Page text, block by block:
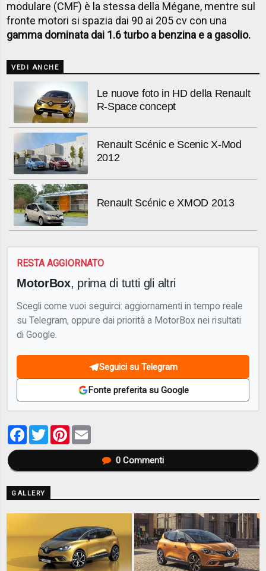
modulare (CMF) è la stessa della Mégane, mentre sul
fronte motori si spazia dai 90 ai 205 cv con una
gamma dominata dai 1.6 turbo a benzina e a gasolio.
VEDI ANCHE
Le nuove foto in HD della Renault
R-Space concept
Renault Scénic e Scenic X-Mod
2012
Renault Scénic e XMOD 2013
RESTA AGGIORNATO
MotorBox, prima di tutti gli altri
Scegli come vuoi seguirci: aggiornamenti in tempo reale
su Telegram, oppure dai priorità a MotorBox nei risultati
di Google.
Seguici su Telegram
Fonte preferita su Google
Facebook
TwitterPinterest
0Commenti
GALLERY